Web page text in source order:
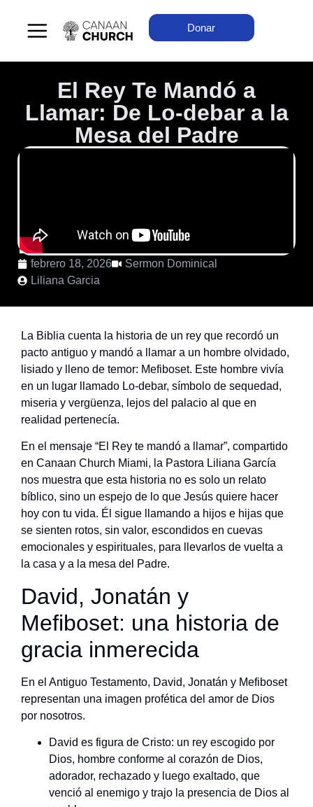
Donar
El Rey Te Mandó a
Llamar: De Lo-debar a la
Mesa del Padre
febrero 18, 2026
Sermon Dominical
Liliana Garcia
La Biblia cuenta la historia de un rey que recordó un
pacto antiguo y mandó a llamar a un hombre olvidado,
lisiado y lleno de temor: Mefiboset. Este hombre vivía
en un lugar llamado Lo-debar, símbolo de sequedad,
miseria y vergüenza, lejos del palacio al que en
realidad pertenecía.
En el mensaje “El Rey te mandó a llamar”, compartido
en Canaan Church Miami, la Pastora Liliana García
nos muestra que esta historia no es solo un relato
bíblico, sino un espejo de lo que Jesús quiere hacer
hoy con tu vida. Él sigue llamando a hijos e hijas que
se sienten rotos, sin valor, escondidos en cuevas
emocionales y espirituales, para llevarlos de vuelta a
la casa y a la mesa del Padre.
David, Jonatán y
Mefiboset: una historia de
gracia inmerecida
En el Antiguo Testamento, David, Jonatán y Mefiboset
representan una imagen profética del amor de Dios
por nosotros.
David es figura de Cristo: un rey escogido por
Dios, hombre conforme al corazón de Dios,
adorador, rechazado y luego exaltado, que
venció al enemigo y trajo la presencia de Dios al